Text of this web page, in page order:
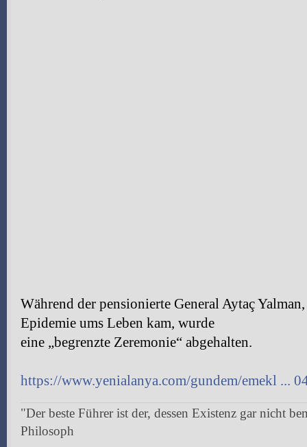
Während der pensionierte General Aytaç
Epidemie ums Leben kam, wurde
eine „begrenzte Zeremonie“ abgehalten.
https://www.yenialanya.com/gundem/emekl ...
"Der beste Führer ist der, dessen Existenz gar nicht
Philosoph